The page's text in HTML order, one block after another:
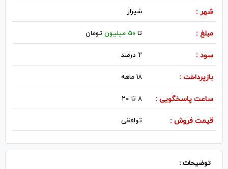
شهر : شيراز
مبلغ : تا50 میلیون تومان
سود : 2 درصد
بازپرداخت : 18 ماهه
ساعت پاسخگویی : ۸ تا ۲۰
قیمت فروش : توافقی
توضیحات :